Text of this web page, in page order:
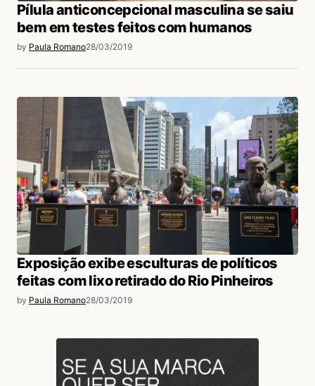
Pílula anticoncepcional masculina se saiu
bem em testes feitos com humanos
by Paula Romano28/03/2019
Exposição exibe esculturas de políticos
feitas com lixo retirado do Rio Pinheiros
by Paula Romano28/03/2019